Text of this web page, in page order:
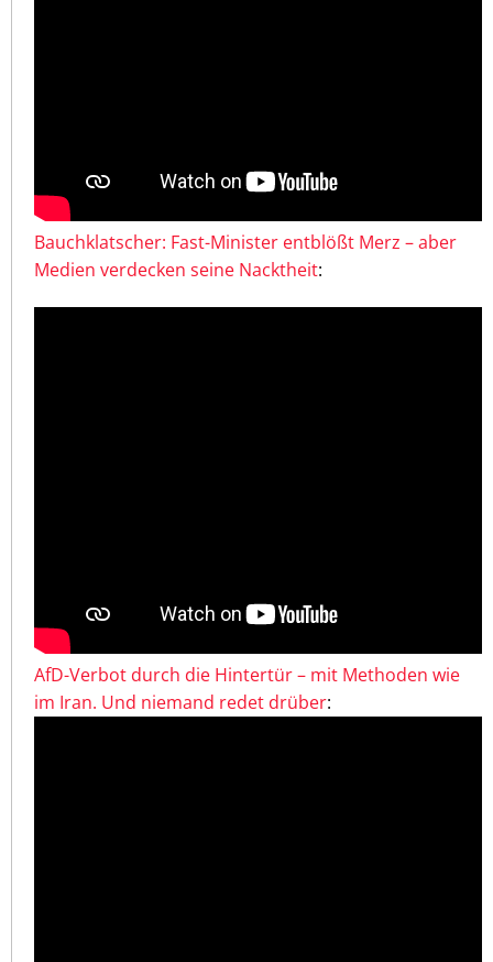
Bauchklatscher: Fast-Minister entblößt Merz – aber
Medien verdecken seine Nacktheit:
AfD-Verbot durch die Hintertür – mit Methoden wie
im Iran. Und niemand redet drüber: